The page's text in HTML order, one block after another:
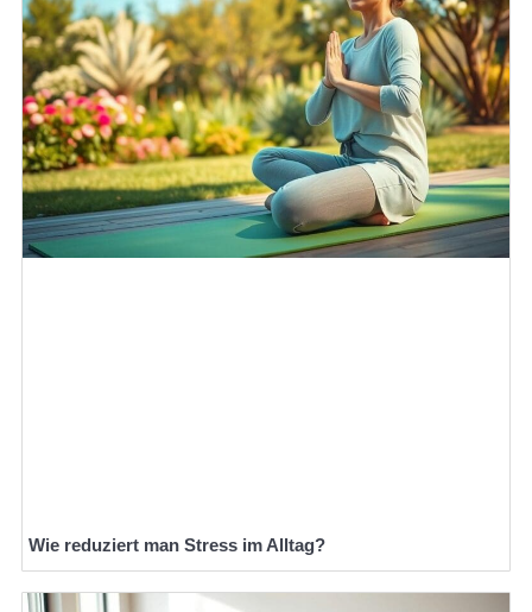
Wie reduziert man Stress im Alltag?